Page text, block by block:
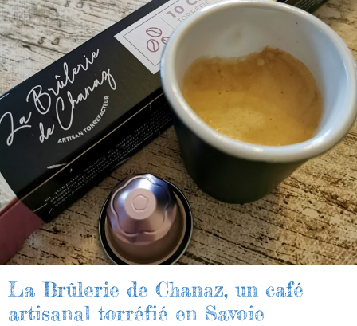
La Brûlerie de Chanaz, un café
artisanal torréfié en Savoie